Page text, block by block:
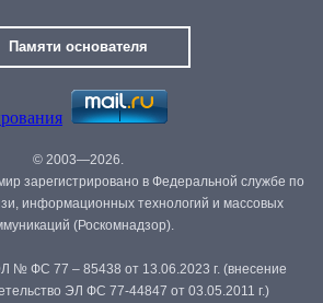
Памяти основателя
© 2003—2026.
зарегистрировано в Федеральной службе по
информационных технологий и массовых
(Роскомнадзор).
№ ФС 77 – 85438 от 13.06.2023 г. (внесение
ЭЛ ФС 77-44847 от 03.05.2011 г.)